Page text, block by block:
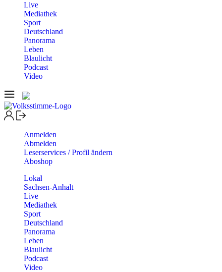
Live
Mediathek
Sport
Deutschland
Panorama
Leben
Blaulicht
Podcast
Video
Anmelden
Abmelden
Leserservices / Profil ändern
Aboshop
Lokal
Sachsen-Anhalt
Live
Mediathek
Sport
Deutschland
Panorama
Leben
Blaulicht
Podcast
Video